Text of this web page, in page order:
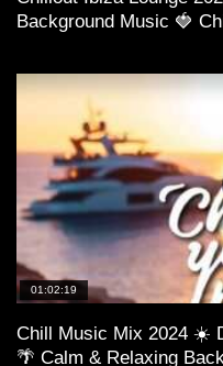
Background Music 🍓
01:02:19
Chill Music Mix 2024 ☀️
🌴 Calm & Relaxing